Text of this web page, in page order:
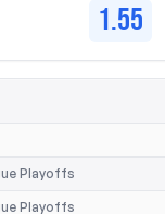
1.55
Playoffs
Playoffs